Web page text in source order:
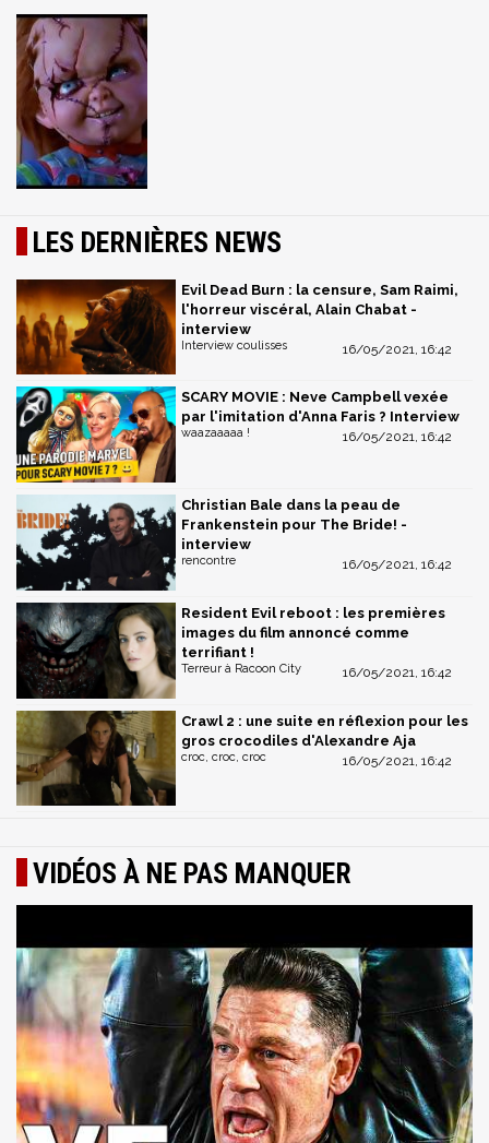
LES DERNIÈRES NEWS
Evil Dead Burn : la censure, Sam Raimi,
l'horreur viscéral, Alain Chabat -
interview
16/05/2021, 16:42
Interview coulisses
SCARY MOVIE : Neve Campbell vexée
par l'imitation d'Anna Faris ? Interview
16/05/2021, 16:42
waazaaaaa !
Christian Bale dans la peau de
Frankenstein pour The Bride! -
interview
16/05/2021, 16:42
rencontre
Resident Evil reboot : les premières
images du film annoncé comme
terrifiant !
16/05/2021, 16:42
Terreur à Racoon City
Crawl 2 : une suite en réflexion pour les
gros crocodiles d'Alexandre Aja
16/05/2021, 16:42
croc, croc, croc
VIDÉOS À NE PAS MANQUER